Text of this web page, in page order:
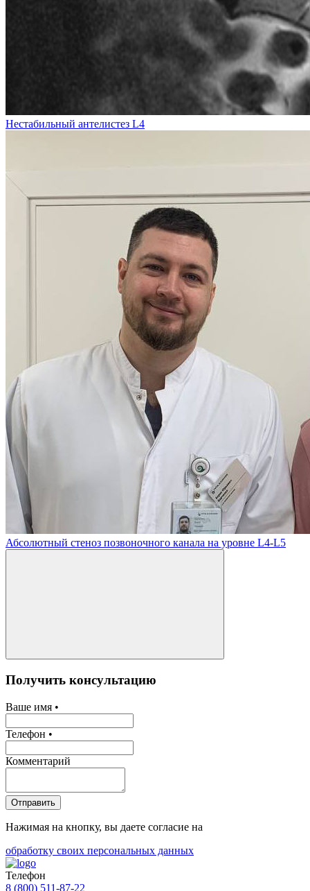
Нестабильный антелистез L4
Абсолютный стеноз позвоночного канала на уровне L4-L5
Получить консультацию
Ваше имя •
Телефон •
Комментарий
Отправить
Нажимая на кнопку, вы даете согласие на
обработку своих персональных данных
Телефон
8 (800) 511-87-22